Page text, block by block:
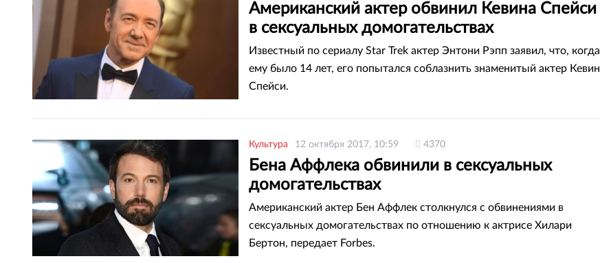
Американский актер обвинил Кевина Спейси
в сексуальных домогательствах
Известный по сериалу Star Trek актер Энтони Рэпп заявил, что, когда
ему было 14 лет, его попытался соблазнить знаменитый актер Кевин
Спейси.
Культура 12 октября 2017, 10:59 4370
Бена Аффлека обвинили в сексуальных
домогательствах
Американский актер Бен Аффлек столкнулся с обвинениями в
сексуальных домогательствах по отношению к актрисе Хилари
Бертон, передает Forbes.